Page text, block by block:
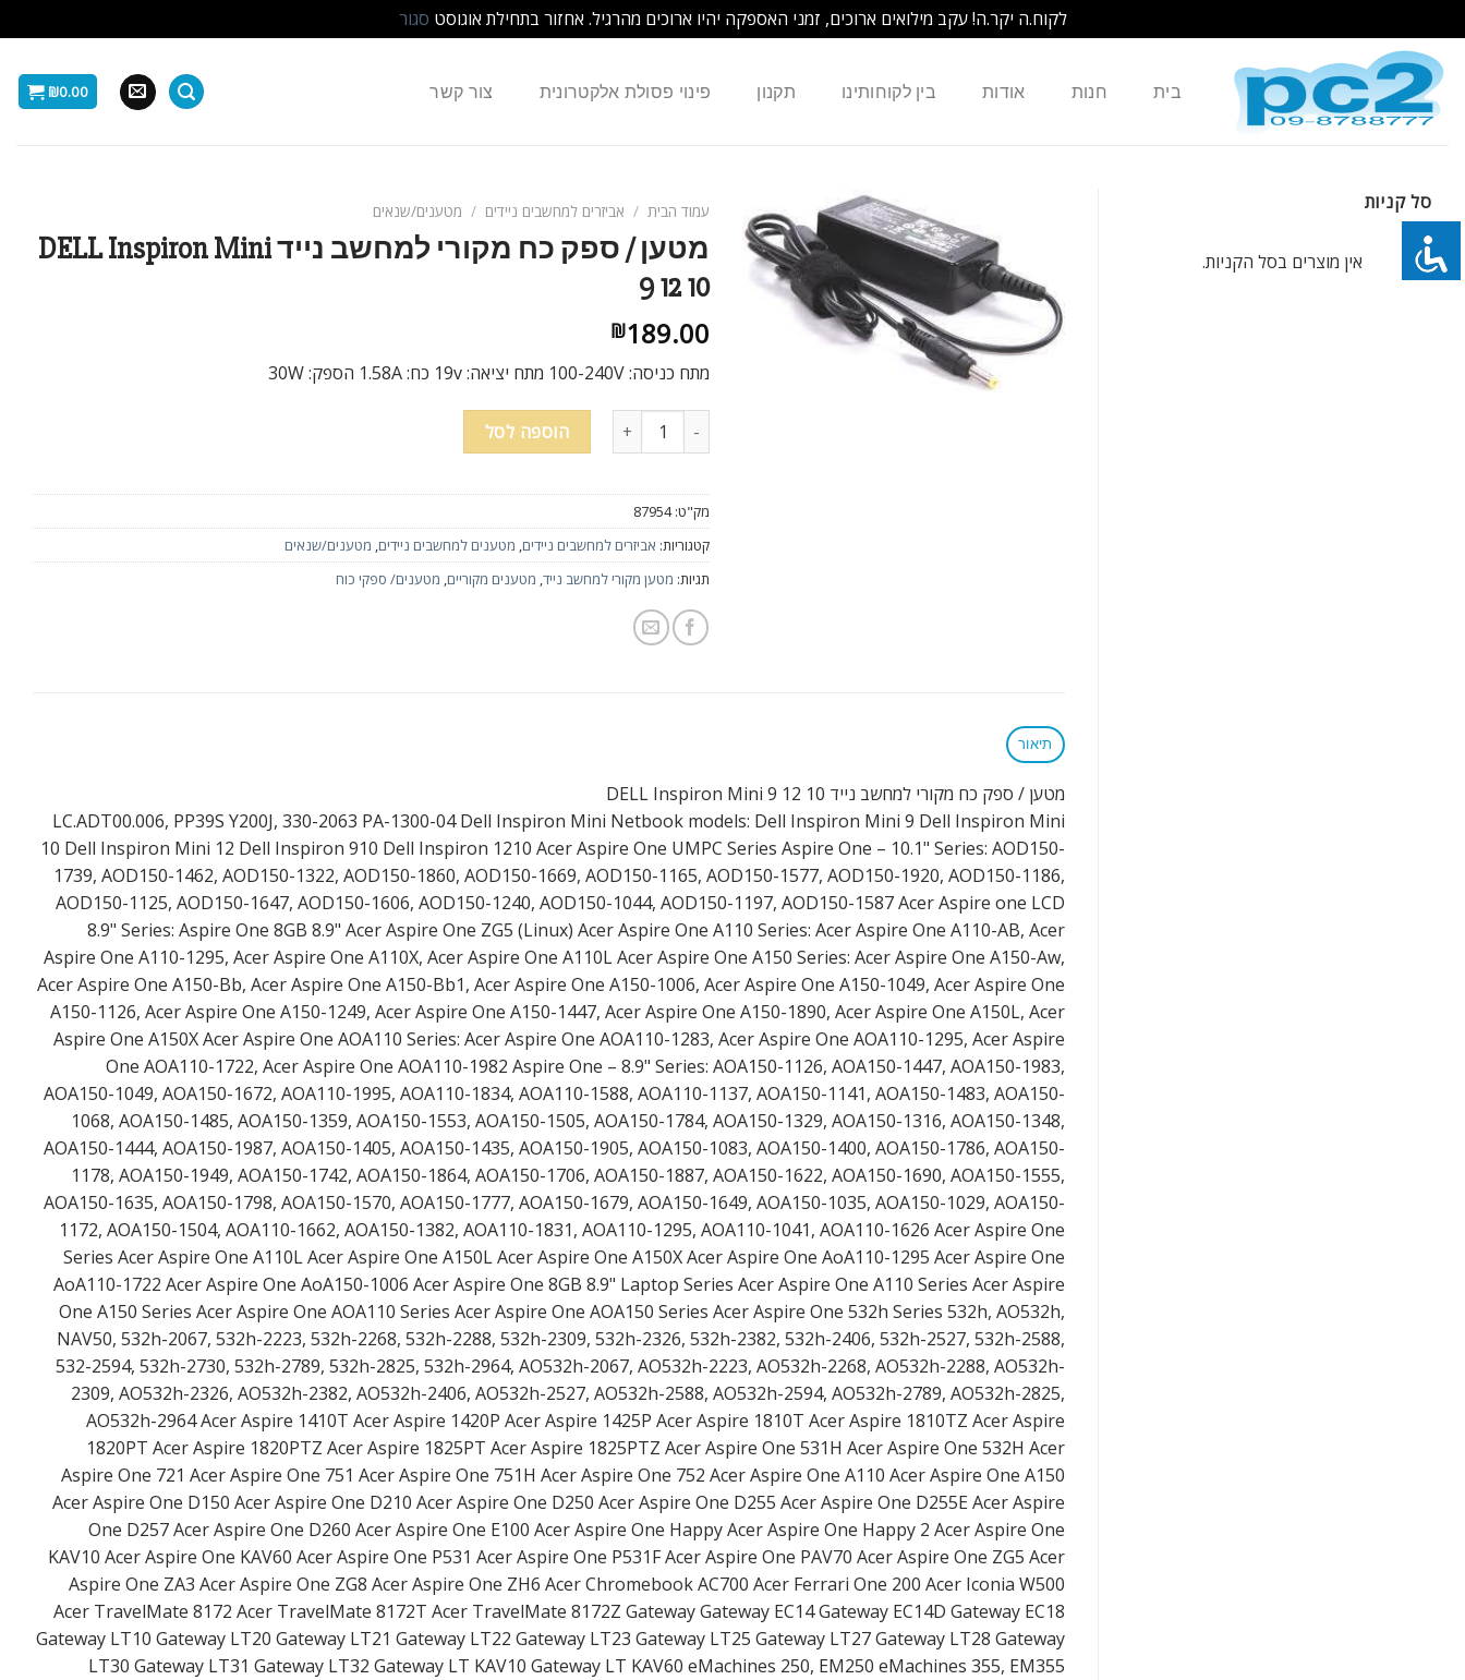
לקוח.ה יקר.ה! עקב מילואים ארוכים, זמני האספקה יהיו ארוכים מהרגיל. אחזור בתחילת אוגוסט סגור
content
בית חנות אודות בין לקוחותינו תקנון פינוי פסולת אלקטרונית צור קשר ₪0.00
סל קניות
אין מוצרים בסל הקניות.
עמוד הבית / אביזרים למחשבים ניידים / מטענים/שנאים
מטען / ספק כח מקורי למחשב נייד DELL Inspiron Mini
9 12 10
₪189.00
מתח כניסה: 100-240V מתח יציאה: 19v כח: 1.58A הספק: 30W
הוספה לסל
מק"ט:87954
קטגוריות: אביזרים למחשבים ניידים, מטענים למחשבים ניידים, מטענים/שנאים
תגיות: מטען מקורי למחשב נייד, מטענים מקוריים, מטענים/ ספקי כוח
תיאור
מטען / ספק כח מקורי למחשב נייד DELL Inspiron Mini 9 12 10
LC.ADT00.006, PP39S Y200J, 330-2063 PA-1300-04 Dell Inspiron Mini Netbook models: Dell Inspiron Mini 9 Dell Inspiron Mini
10 Dell Inspiron Mini 12 Dell Inspiron 910 Dell Inspiron 1210 Acer Aspire One UMPC Series Aspire One – 10.1" Series: AOD150-
1739, AOD150-1462, AOD150-1322, AOD150-1860, AOD150-1669, AOD150-1165, AOD150-1577, AOD150-1920, AOD150-1186,
AOD150-1125, AOD150-1647, AOD150-1606, AOD150-1240, AOD150-1044, AOD150-1197, AOD150-1587 Acer Aspire one LCD
8.9" Series: Aspire One 8GB 8.9" Acer Aspire One ZG5 (Linux) Acer Aspire One A110 Series: Acer Aspire One A110-AB, Acer
Aspire One A110-1295, Acer Aspire One A110X, Acer Aspire One A110L Acer Aspire One A150 Series: Acer Aspire One A150-Aw,
Acer Aspire One A150-Bb, Acer Aspire One A150-Bb1, Acer Aspire One A150-1006, Acer Aspire One A150-1049, Acer Aspire One
A150-1126, Acer Aspire One A150-1249, Acer Aspire One A150-1447, Acer Aspire One A150-1890, Acer Aspire One A150L, Acer
Aspire One A150X Acer Aspire One AOA110 Series: Acer Aspire One AOA110-1283, Acer Aspire One AOA110-1295, Acer Aspire
One AOA110-1722, Acer Aspire One AOA110-1982 Aspire One – 8.9" Series: AOA150-1126, AOA150-1447, AOA150-1983,
AOA150-1049, AOA150-1672, AOA110-1995, AOA110-1834, AOA110-1588, AOA110-1137, AOA150-1141, AOA150-1483, AOA150-
1068, AOA150-1485, AOA150-1359, AOA150-1553, AOA150-1505, AOA150-1784, AOA150-1329, AOA150-1316, AOA150-1348,
AOA150-1444, AOA150-1987, AOA150-1405, AOA150-1435, AOA150-1905, AOA150-1083, AOA150-1400, AOA150-1786, AOA150-
1178, AOA150-1949, AOA150-1742, AOA150-1864, AOA150-1706, AOA150-1887, AOA150-1622, AOA150-1690, AOA150-1555,
AOA150-1635, AOA150-1798, AOA150-1570, AOA150-1777, AOA150-1679, AOA150-1649, AOA150-1035, AOA150-1029, AOA150-
1172, AOA150-1504, AOA110-1662, AOA150-1382, AOA110-1831, AOA110-1295, AOA110-1041, AOA110-1626 Acer Aspire One
Series Acer Aspire One A110L Acer Aspire One A150L Acer Aspire One A150X Acer Aspire One AoA110-1295 Acer Aspire One
AoA110-1722 Acer Aspire One AoA150-1006 Acer Aspire One 8GB 8.9" Laptop Series Acer Aspire One A110 Series Acer Aspire
One A150 Series Acer Aspire One AOA110 Series Acer Aspire One AOA150 Series Acer Aspire One 532h Series 532h, AO532h,
NAV50, 532h-2067, 532h-2223, 532h-2268, 532h-2288, 532h-2309, 532h-2326, 532h-2382, 532h-2406, 532h-2527, 532h-2588,
532-2594, 532h-2730, 532h-2789, 532h-2825, 532h-2964, AO532h-2067, AO532h-2223, AO532h-2268, AO532h-2288, AO532h-
2309, AO532h-2326, AO532h-2382, AO532h-2406, AO532h-2527, AO532h-2588, AO532h-2594, AO532h-2789, AO532h-2825,
AO532h-2964 Acer Aspire 1410T Acer Aspire 1420P Acer Aspire 1425P Acer Aspire 1810T Acer Aspire 1810TZ Acer Aspire
1820PT Acer Aspire 1820PTZ Acer Aspire 1825PT Acer Aspire 1825PTZ Acer Aspire One 531H Acer Aspire One 532H Acer
Aspire One 721 Acer Aspire One 751 Acer Aspire One 751H Acer Aspire One 752 Acer Aspire One A110 Acer Aspire One A150
Acer Aspire One D150 Acer Aspire One D210 Acer Aspire One D250 Acer Aspire One D255 Acer Aspire One D255E Acer Aspire
One D257 Acer Aspire One D260 Acer Aspire One E100 Acer Aspire One Happy Acer Aspire One Happy 2 Acer Aspire One
KAV10 Acer Aspire One KAV60 Acer Aspire One P531 Acer Aspire One P531F Acer Aspire One PAV70 Acer Aspire One ZG5 Acer
Aspire One ZA3 Acer Aspire One ZG8 Acer Aspire One ZH6 Acer Chromebook AC700 Acer Ferrari One 200 Acer Iconia W500
Acer TravelMate 8172 Acer TravelMate 8172T Acer TravelMate 8172Z Gateway Gateway EC14 Gateway EC14D Gateway EC18
Gateway LT10 Gateway LT20 Gateway LT21 Gateway LT22 Gateway LT23 Gateway LT25 Gateway LT27 Gateway LT28 Gateway
LT30 Gateway LT31 Gateway LT32 Gateway LT KAV10 Gateway LT KAV60 eMachines 250, EM250 eMachines 355, EM355